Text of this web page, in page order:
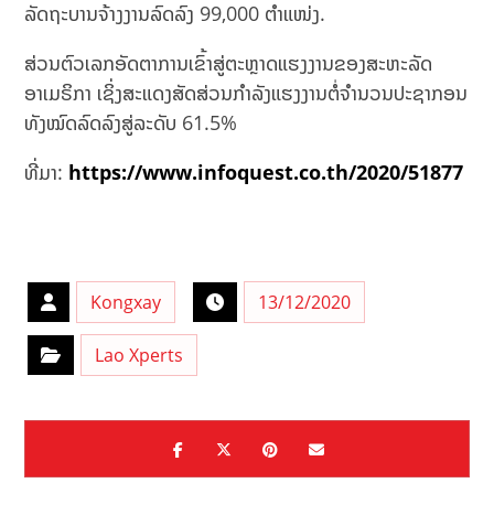
ລັດຖະບານຈ້າງງານລົດລົງ 99,000 ຕຳແໜ່ງ.
ສ່ວນຕົວເລກອັດຕາການເຂົ້າສູ່ຕະຫຼາດແຮງງານຂອງສະຫະລັດ
ອາເມຣິກາ ເຊິ່ງສະແດງສັດສ່ວນກຳລັງແຮງງານຕໍ່ຈຳນວນປະຊາກອນ
ທັງໝົດລົດລົງສູ່ລະດັບ 61.5%
ທີ່ມາ: https://www.infoquest.co.th/2020/51877
Kongxay 13/12/2020
Lao Xperts